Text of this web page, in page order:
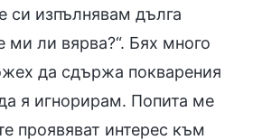
си изпълнявам дълга
ми ли вярва?“. Бях много
да сдържа покварения
я игнорирам. Попита ме
проявяват интерес към